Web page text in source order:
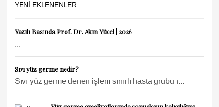
YENI EKLENENLER
Yazılı Basında Prof. Dr. Akın Yücel | 2026
...
Sıvı yüz germe nedir?
Sıvı yüz germe denen işlem sınırlı hasta grubun...